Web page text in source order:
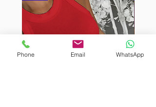
Phone Email WhatsApp